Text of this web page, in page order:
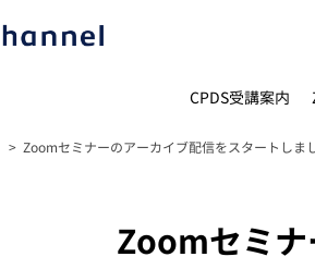
CPDS受講案内
Zoomセミナーのアーカイブ配信をスタートしま
Zoomセミナ